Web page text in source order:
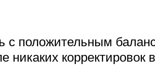
с положительным
никаких корректировок